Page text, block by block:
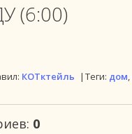
(6:00)
: КОТктейль | Теги: дом,
: 0